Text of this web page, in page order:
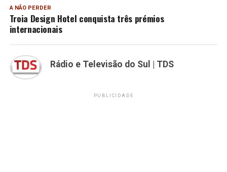
A NÃO PERDER
Troia Design Hotel conquista três prémios
internacionais
Rádio e Televisão do Sul | TDS
PUBLICIDADE